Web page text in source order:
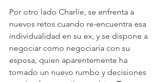
Por otro lado Charlie, se enfrenta a
nuevos retos cuando re-encuentra esa
individualidad en su ex, y se dispone a
negociar como negociaría con su
esposa, quien aparentemente ha
tomado un nuevo rumbo y decisiones